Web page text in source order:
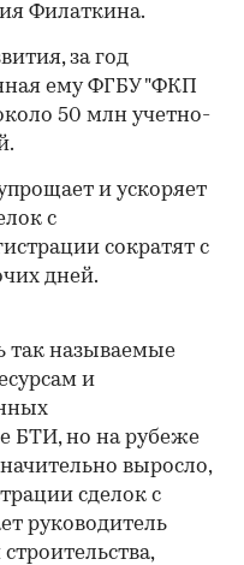
Филаткина.
за год
ему ФГБУ "ФКП
50 млн учетно-
и ускоряет
с
сократят с
дней.
так называемые
и
БТИ, но на рубеже
выросло,
сделок с
руководитель